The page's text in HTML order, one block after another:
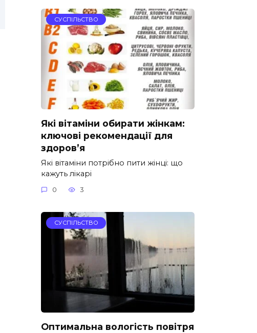
СУСПІЛЬСТВО
Які вітаміни обирати жінкам:
ключові рекомендації для
здоров’я
Які вітаміни потрібно пити жінці: що
кажуть лікарі
0 3
СУСПІЛЬСТВО
Оптимальна вологість повітря